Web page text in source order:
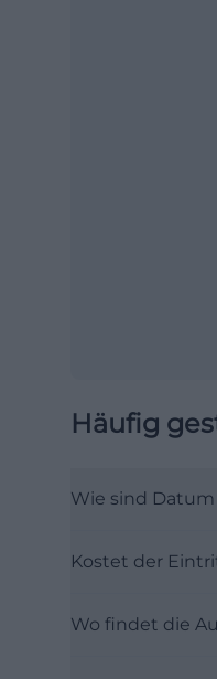
Häufig
Wie sind
Kostet der
Wo findet die